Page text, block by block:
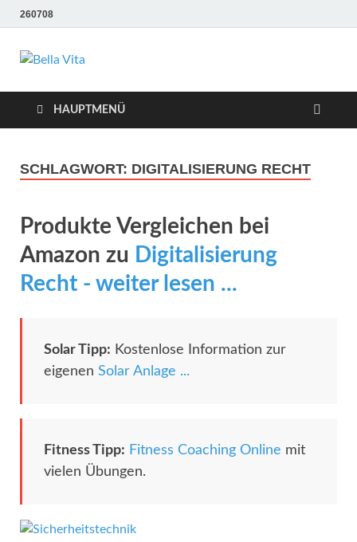
260708
Bella Vita
Wellness Fitness
Tipps
Tipps
HAUPTMENÜ
SCHLAGWORT: DIGITALISIERUNG RECHT
Produkte Vergleichen bei
Amazon zu Digitalisierung
Recht - weiter lesen ...
Solar Tipp: Kostenlose Information zur
eigenen Solar Anlage ...
Fitness Tipp: Fitness Coaching Online mit
vielen Übungen.